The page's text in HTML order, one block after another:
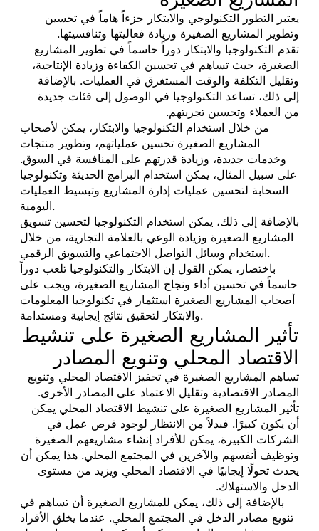
يعتبر التطور التكنولوجي والابتكار جزءاً هاماً في تحسين
وتطوير المشاريع الصغيرة وزيادة فعاليتها وتنافسيتها.
تقدم التكنولوجيا والابتكار دوراً حاسماً في تطوير المشاريع
الصغيرة، حيث تساهم في تحسين الكفاءة وزيادة الإنتاجية،
وتقليل التكلفة والوقت المستغرق في العمليات. بالإضافة
إلى ذلك، تساعد التكنولوجيا في الوصول إلى فئات جديدة
من العملاء وتحسين تجربتهم.
من خلال استخدام التكنولوجيا والابتكار، يمكن لأصحاب
المشاريع الصغيرة تحسين عملياتهم، وتطوير منتجات
وخدمات جديدة، وزيادة قدرتهم على المنافسة في السوق.
على سبيل المثال، يمكن استخدام البرامج الحديثة وتكنولوجيا
السحابة لتحسين عمليات إدارة المشاريع وتبسيط العمليات
اليومية.
بالإضافة إلى ذلك، يمكن استخدام التكنولوجيا لتحسين تسويق
المشاريع الصغيرة وزيادة الوعي بالعلامة التجارية، من خلال
استخدام وسائل التواصل الاجتماعي والتسويق الرقمي.
باختصار، يمكن القول إن الابتكار والتكنولوجيا تلعب دوراً
حاسماً في تحسين أداء ونجاح المشاريع الصغيرة، ويجب على
أصحاب المشاريع الصغيرة استثمار في تكنولوجيا المعلومات
والابتكار لتحقيق نتائج إيجابية ومستدامة.
تأثير المشاريع الصغيرة على تنشيط
الاقتصاد المحلي وتنويع المصادر
تساهم المشاريع الصغيرة في تحفيز الاقتصاد المحلي وتنويع
المصادر الاقتصادية وتقليل الاعتماد على المصادر الأخرى.
تأثير المشاريع الصغيرة على تنشيط الاقتصاد المحلي يمكن
أن يكون كبيرًا. فبدلاً من الانتظار لوجود فرص عمل في
الشركات الكبيرة، يمكن للأفراد إنشاء مشاريعهم الصغيرة
وتوظيف أنفسهم والآخرين في المجتمع المحلي. هذا يمكن أن
يحدث تحولًا إيجابيًا في الاقتصاد المحلي ويزيد من مستوى
الدخل والاستهلاك.
بالإضافة إلى ذلك، يمكن للمشاريع الصغيرة أن تساهم في
تنويع مصادر الدخل في المجتمع المحلي. عندما يخلق الأفراد